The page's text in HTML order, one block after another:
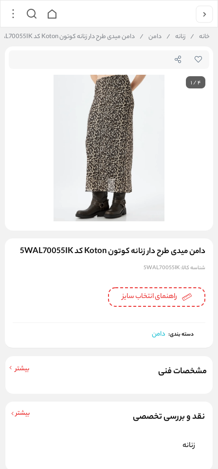
خانه / زنانه / دامن / دامن میدی طرح دار زنانه کوتون Koton کد 5WAL70055IK
1/4
دامن میدی طرح دار زنانه کوتون Koton کد 5WAL70055IK
شناسه کالا:5WAL70055IK
راهنمای انتخاب سایز
دسته بندی: دامن
مشخصات فنی بیشتر
نقد و بررسی تخصصی بیشتر
زنانه